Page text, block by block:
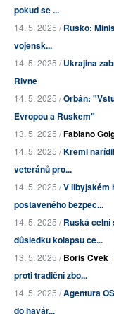
pokud se ...
14. 5. 2025 /Rusko:
vojensk...
14. 5. 2025 /Ukrajina
Rivne
14. 5. 2025 /Orbán:
Evropou a Ruskem"
13. 5. 2025 /Fabiano
14. 5. 2025 /Kreml
veteránů pro...
14. 5. 2025 /V libyjském
postaveného bezpeč...
14. 5. 2025 /Ruská celní
důsledku kolapsu ce...
13. 5. 2025 /Boris Cvek
proti tradiční zbo...
14. 5. 2025 /Agentura
do havár...